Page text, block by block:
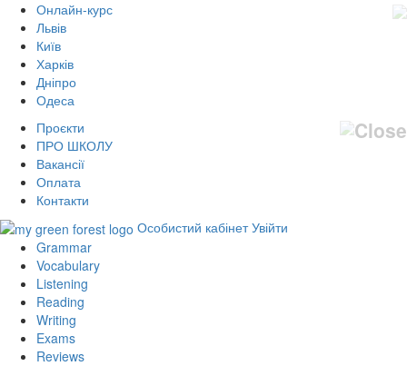
Онлайн-курс
Львів
Київ
Харків
Дніпро
Одеса
Проєкти
ПРО ШКОЛУ
Вакансії
Оплата
Контакти
Особистий кабінет Увійти
Grammar
Vocabulary
Listening
Reading
Writing
Exams
Reviews